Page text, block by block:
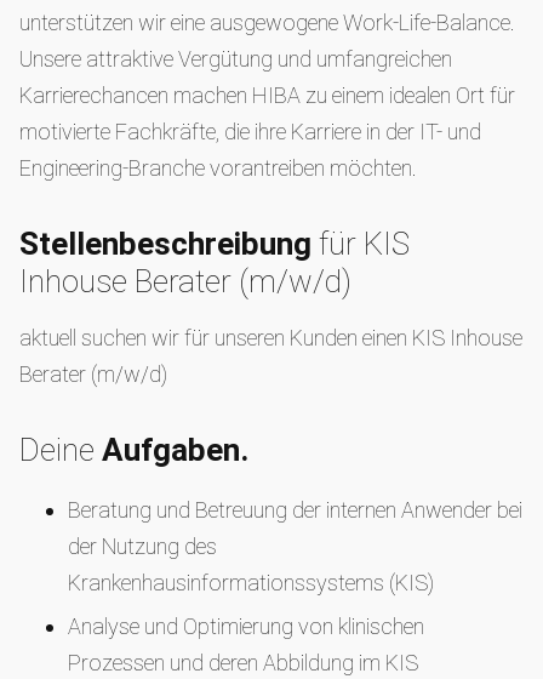
unterstützen wir eine ausgewogene Work-Life-Balance.
Unsere attraktive Vergütung und umfangreichen
Karrierechancen machen HIBA zu einem idealen Ort für
motivierte Fachkräfte, die ihre Karriere in der IT- und
Engineering-Branche vorantreiben möchten.
Stellenbeschreibung für KIS
Inhouse Berater (m/w/d)
aktuell suchen wir für unseren Kunden einen KIS Inhouse
Berater (m/w/d)
Deine Aufgaben.
Beratung und Betreuung der internen Anwender bei
der Nutzung des
Krankenhausinformationssystems (KIS)
Analyse und Optimierung von klinischen
Prozessen und deren Abbildung im KIS